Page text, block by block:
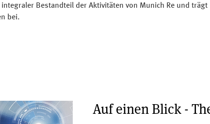
integraler Bestandteil der Aktivitäten von Munich Re und trägt
bei.
Auf einen Blick -